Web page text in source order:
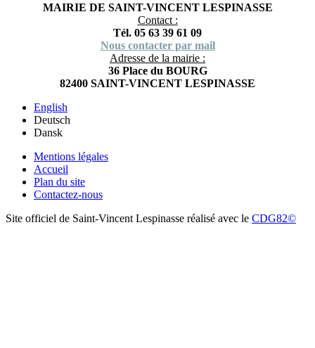
MAIRIE DE SAINT-VINCENT LESPINASSE
Contact :
Tél. 05 63 39 61 09
Nous contacter par mail
Adresse de la mairie :
36 Place du BOURG
82400 SAINT-VINCENT LESPINASSE
English
Deutsch
Dansk
Mentions légales
Accueil
Plan du site
Contactez-nous
Site officiel de Saint-Vincent Lespinasse réalisé avec le CDG82©